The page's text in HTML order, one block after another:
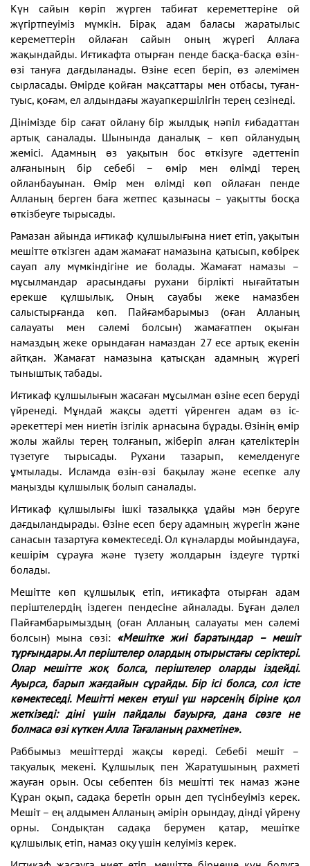
Күн сайын көріп жүрген табиғат кереметтеріне ой
жүгіртпеуіміз мүмкін. Бірақ адам баласы жаратылыс
кереметтерін ойлаған сайын оның жүрегі Аллаға
жақындайды. Иғтикафта отырған пенде басқа-басқа өзін-
өзі тануға дағдыланады. Өзіне есеп беріп, өз әлемімен
сырласады. Өмірде қойған мақсаттары мен отбасы, туған-
туыс, қоғам, ел алдындағы жауапкершілігін терең сезінеді.
Дінімізде бір сағат ойлану бір жылдық нәпіл ғибадаттан
артық саналады. Шынында даналық – көп ойланудың
жемісі. Адамның өз уақытын бос өткізуге әдеттеніп
алғанының бір себебі – өмір мен өлімді терең
ойланбауынан. Өмір мен өлімді көп ойлаған пенде
Алланың берген баға жетпес қазынасы – уақытты босқа
өткізбеуге тырысады.
Рамазан айында иғтикаф құлшылығына ниет етіп, уақытын
мешітте өткізген адам жамағат намазына қатысып, көбірек
сауап алу мүмкіндігіне ие болады. Жамағат намазы –
мұсылмандар арасындағы рухани бірлікті нығайтатын
ерекше құлшылық. Оның сауабы жеке намазбен
салыстырғанда көп. Пайғамбарымыз (оған Алланың
салауаты мен сәлемі болсын) жамағатпен оқыған
намаздың жеке орындаған намаздан 27 есе артық екенін
айтқан. Жамағат намазына қатысқан адамның жүрегі
тыныштық табады.
Иғтикаф құлшылығын жасаған мұсылман өзіне есеп беруді
үйренеді. Мұндай жақсы әдетті үйренген адам өз іс-
әрекеттері мен ниетін ізгілік арнасына бұрады. Өзінің өмір
жолы жайлы терең толғанып, жіберіп алған қателіктерін
түзетуге тырысады. Рухани тазарып, кемелденуге
ұмтылады. Исламда өзін-өзі бақылау және есепке алу
маңызды құлшылық болып саналады.
Иғтикаф құлшылығы ішкі тазалыққа ұдайы мән беруге
дағдыландырады. Өзіне есеп беру адамның жүрегін және
санасын тазартуға көмектеседі. Ол күнәларды мойындауға,
кешірім сұрауға және түзету жолдарын іздеуге түрткі
болады.
Мешітте көп құлшылық етіп, иғтикафта отырған адам
періштелердің іздеген пендесіне айналады. Бұған дәлел
Пайғамбарымыздың (оған Алланың салауаты мен сәлемі
болсын) мына сөзі: «Мешітке жиі баратындар – мешіт
тұрғындары. Ал періштелер олардың отырыстағы серіктері.
Олар мешітте жоқ болса, періштелер оларды іздейді.
Ауырса, барып жағдайын сұрайды. Бір ісі болса, сол істе
көмектеседі. Мешітті мекен етуші үш нәрсенің біріне қол
жеткізеді: діні үшін пайдалы бауырға, дана сөзге не
болмаса өзі күткен Алла Тағаланың рахметіне».
Раббымыз мешiттерді жақсы көреді. Себебі мешіт –
тақуалық мекені. Құлшылық пен Жаратушының рахметі
жауған орын. Осы себептен бiз мешiттi тек намаз және
Құран оқып, садақа беретiн орын деп түсiнбеуiмiз керек.
Мешiт – ең алдымен Алланың әмiрiн орындау, дінді үйрену
орны. Сондықтан садақа берумен қатар, мешітке
құлшылық етіп, намаз оқу үшін келуіміз керек.